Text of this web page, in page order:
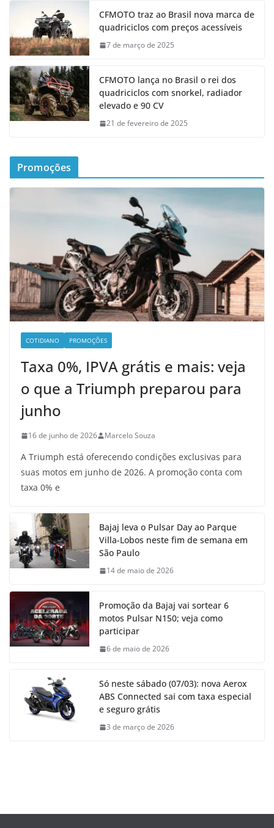
CFMOTO traz ao Brasil nova marca de
quadriciclos com preços acessíveis
7 de março de 2025
CFMOTO lança no Brasil o rei dos
quadriciclos com snorkel, radiador
elevado e 90 CV
21 de fevereiro de 2025
Promoções
COTIDIANO PROMOÇÕES
Taxa 0%, IPVA grátis e mais: veja
o que a Triumph preparou para
junho
16 de junho de 2026 Marcelo Souza
A Triumph está oferecendo condições exclusivas para
suas motos em junho de 2026. A promoção conta com
taxa 0% e
Bajaj leva o Pulsar Day ao Parque
Villa-Lobos neste fim de semana em
São Paulo
14 de maio de 2026
Promoção da Bajaj vai sortear 6
motos Pulsar N150; veja como
participar
6 de maio de 2026
Só neste sábado (07/03): nova Aerox
ABS Connected sai com taxa especial
e seguro grátis
3 de março de 2026